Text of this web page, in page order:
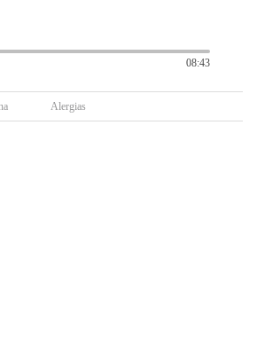
08:43
Alergias